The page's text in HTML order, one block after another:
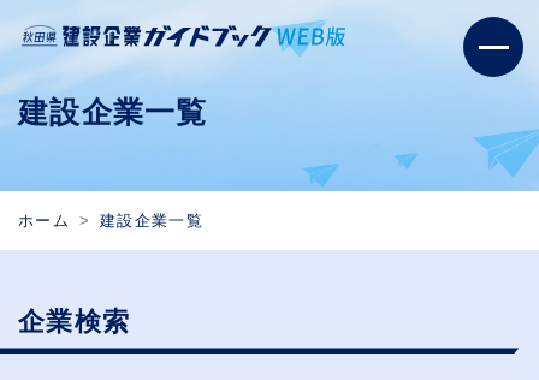
建設企業一覧
ホーム 建設企業一覧
企業検索